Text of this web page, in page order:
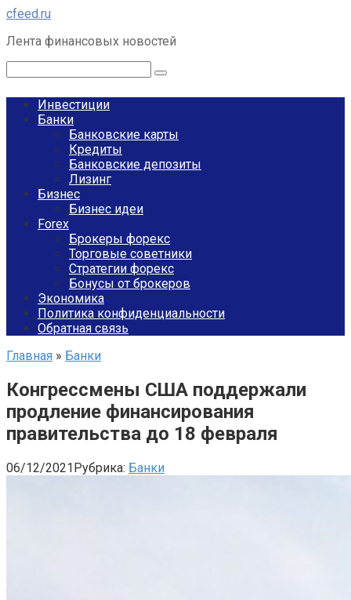
Перейти
контенту
cfeed.ru
Лента финансовых новостей
Инвестиции
Банки
Банковские карты
Кредиты
Банковские депозиты
Лизинг
Бизнес
Бизнес идеи
Forex
Брокеры форекс
Торговые советники
Стратегии форекс
Бонусы от брокеров
Экономика
Политика конфиденциальности
Обратная связь
Главная » Банки
Конгрессмены США поддержали
продление финансирования
правительства до 18 февраля
06/12/2021Рубрика: Банки